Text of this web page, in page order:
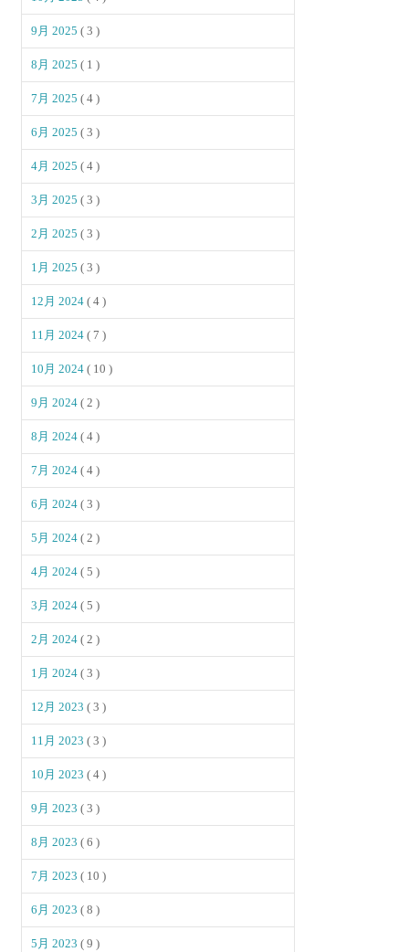
9月 2025( 3 )
8月 2025( 1 )
7月 2025( 4 )
6月 2025( 3 )
4月 2025( 4 )
3月 2025( 3 )
2月 2025( 3 )
1月 2025( 3 )
12月 2024( 4 )
11月 2024( 7 )
10月 2024( 10 )
9月 2024( 2 )
8月 2024( 4 )
7月 2024( 4 )
6月 2024( 3 )
5月 2024( 2 )
4月 2024( 5 )
3月 2024( 5 )
2月 2024( 2 )
1月 2024( 3 )
12月 2023( 3 )
11月 2023( 3 )
10月 2023( 4 )
9月 2023( 3 )
8月 2023( 6 )
7月 2023( 10 )
6月 2023( 8 )
5月 2023( 9 )